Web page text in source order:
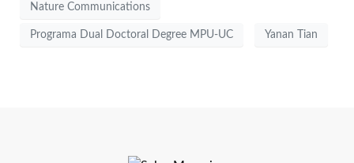
Nature Communications
Programa Dual Doctoral Degree MPU-UC Yanan Tian